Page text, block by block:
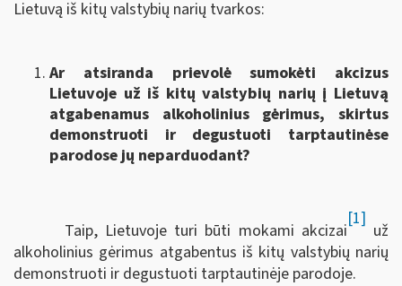
Lietuvą iš kitų valstybių narių tvarkos:
Ar atsiranda prievolė sumokėti akcizus
Lietuvoje už iš kitų valstybių narių į Lietuvą
atgabenamus alkoholinius gėrimus, skirtus
demonstruoti ir degustuoti tarptautinėse
parodose jų neparduodant?
Taip, Lietuvoje turi būti mokami akcizai
[1]
už
alkoholinius gėrimus atgabentus iš kitų valstybių narių
demonstruoti ir degustuoti tarptautinėje parodoje.